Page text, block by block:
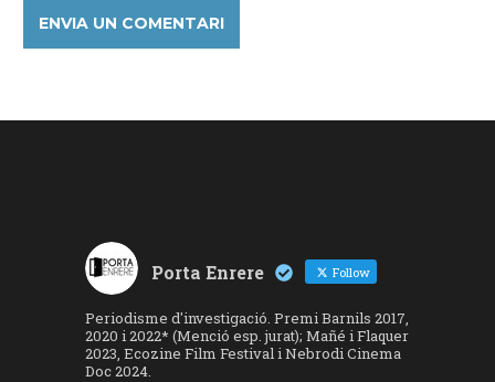
Porta Enrere Follow
Periodisme d'investigació. Premi Barnils 2017,
2020 i 2022* (Menció esp. jurat); Mañé i Flaquer
2023, Ecozine Film Festival i Nebrodi Cinema
Doc 2024.